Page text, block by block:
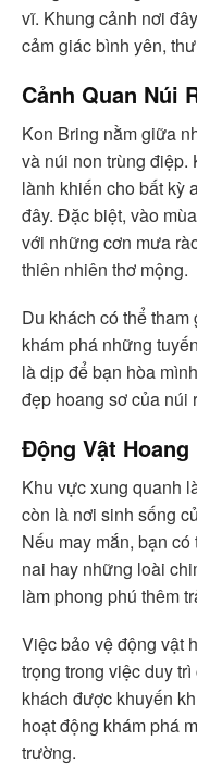
vĩ. Khung cảnh nơi
cảm giác bình yên,
Cảnh Quan Núi
Kon Bring nằm giữa
và núi non trùng điệp.
lành khiến cho bất kỳ
đây. Đặc biệt, vào
với những cơn mưa
thiên nhiên thơ mộng.
Du khách có thể
khám phá những
là dịp để bạn hòa
đẹp hoang sơ của núi
Động Vật Hoang
Khu vực xung quanh
còn là nơi sinh sống
Nếu may mắn, bạn
nai hay những loài
làm phong phú thêm
Việc bảo vệ động vật
trọng trong việc duy
khách được khuyến
hoạt động khám phá
trường.